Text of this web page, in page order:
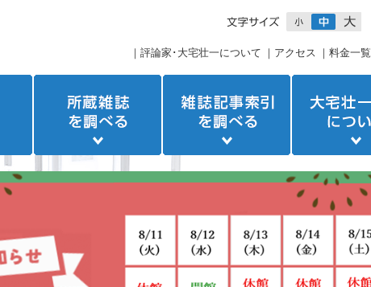
｜ 評論家･大宅壮一について ｜ アクセス ｜ 料金一覧